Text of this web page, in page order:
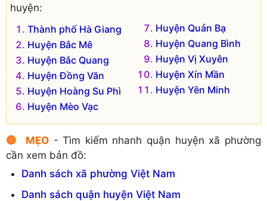
huyện:
Thành phố Hà Giang
Huyện Bắc Mê
Huyện Bắc Quang
Huyện Đồng Văn
Huyện Hoàng Su Phì
Huyện Mèo Vạc
Huyện Quản Bạ
Huyện Quang Bình
Huyện Vị Xuyên
Huyện Xín Mần
Huyện Yên Minh
🔴 MẸO- Tìm kiếm nhanh quận huyện xã phường
cần xem bản đồ:
Danh sách xã phường Việt Nam
Danh sách quận huyện Việt Nam